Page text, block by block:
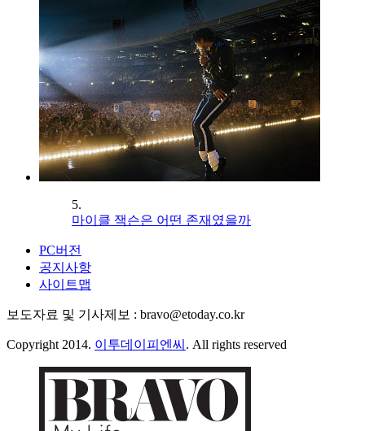
5.
마이클 잭슨은 어떤 존재였을까
PC버전
공지사항
사이트맵
보도자료 및 기사제보 : bravo@etoday.co.kr
Copyright 2014. 이투데이피엔씨 . All rights reserved